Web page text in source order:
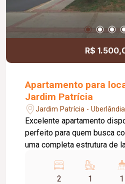
R$
Apartamento para
Jardim Patrícia
Jardim Patrícia -
Excelente apartamento
perfeito para quem busca
uma completa estrutura de
sacada, cozinha, área de
e 01 vaga de estacionamento. O
2 1 1